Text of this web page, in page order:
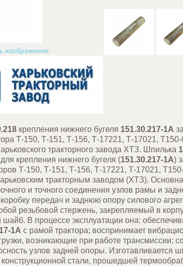
изображение
крепления нижнего бугеля 151.30.217-1А
Т-150, Т-151, Т-156, Т-17221, Т-17021,
тракторного завода ХТЗ. Шпилька
крепления нижнего бугеля (151.30.217-1А)
Т-150, Т-151, Т-156, Т-17221, Т-17021,
тракторным заводом (ХТЗ).
и точного соединения узлов рамы и
передач и заднюю опору силового
резьбовой стержень, закрепляемый в
В процессе эксплуатации она:
1А с рамой трактора; воспринимает
возникающие при работе трансмиссии;
узлов задней опоры. Изготавливается
стали, прошедшей